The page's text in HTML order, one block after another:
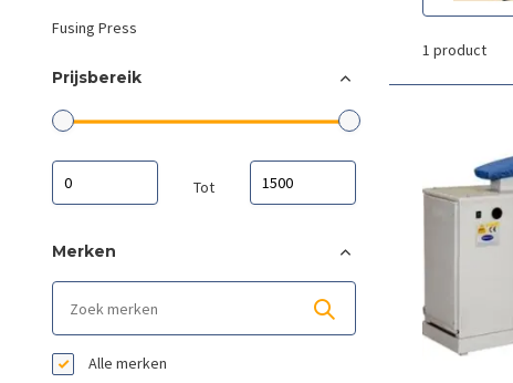
Fusing Press
Prijsbereik
Tot
Merken
Alle merken
1 product